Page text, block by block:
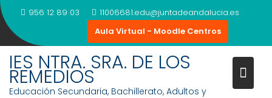
Saltar
al
contenido
956 12 89 03
11006681.edu@juntadeandalucia.es
Aula Virtual - Moodle Centros
IES NTRA. SRA. DE LOS
REMEDIOS
Educación Secundaria, Bachillerato, Adultos y